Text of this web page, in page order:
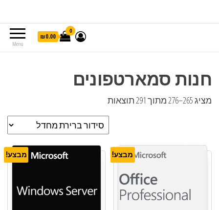
Menu
0
₪0.00
חנות סמארטפונים
מציג 265–276 מתוך 291 תוצאות
מבצע! מבצע!